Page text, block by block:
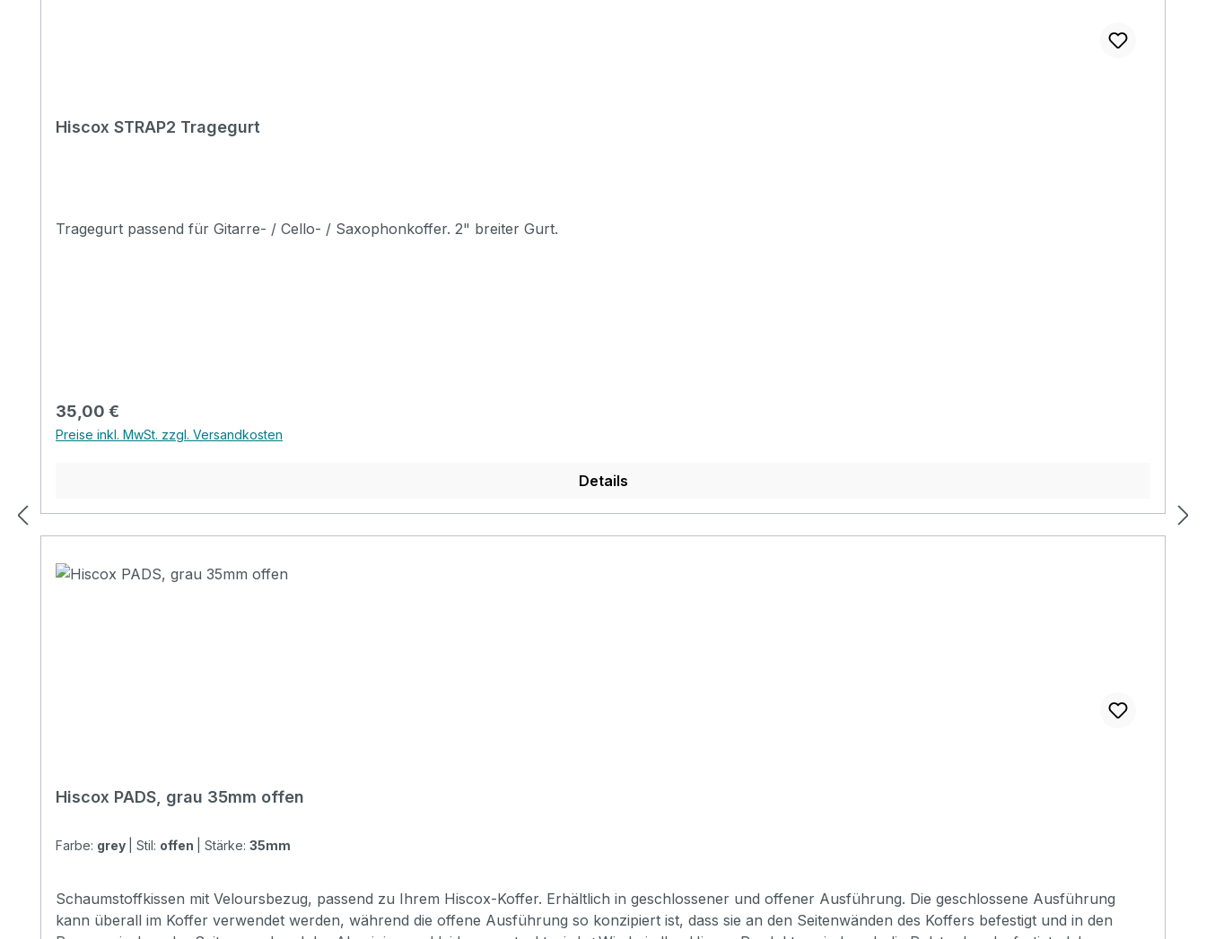
Hiscox STRAP2 Tragegurt
Tragegurt passend für Gitarre- / Cello- / Saxophonkoffer. 2" breiter Gurt.
Regulärer Preis:
35,00 €
Preise inkl. MwSt. zzgl. Versandkosten
Details
Hiscox PADS, grau 35mm offen
Farbe: grey Stil: offen Stärke: 35mm
Schaumstoffkissen mit Veloursbezug, passend zu Ihrem Hiscox-Koffer. Erhältlich in geschlossener und offener Ausführung. Die geschlossene Ausführung
kann überall im Koffer verwendet werden, während die offene Ausführung so konzipiert ist, dass sie an den Seitenwänden des Koffers befestigt und in den